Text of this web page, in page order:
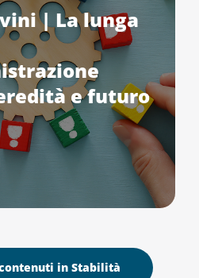
| La lunga
e futuro
in Stabilità